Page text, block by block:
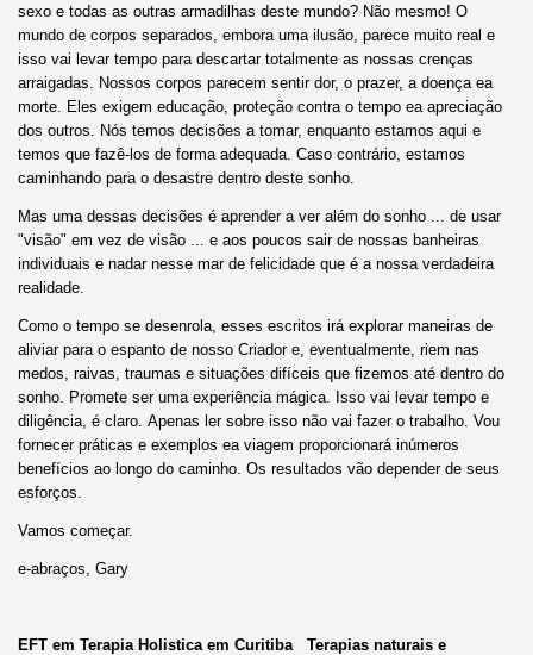
sexo e todas as outras armadilhas deste mundo? Não mesmo! O
mundo de corpos separados, embora uma ilusão, parece muito real e
isso vai levar tempo para descartar totalmente as nossas crenças
arraigadas. Nossos corpos parecem sentir dor, o prazer, a doença ea
morte. Eles exigem educação, proteção contra o tempo ea apreciação
dos outros. Nós temos decisões a tomar, enquanto estamos aqui e
temos que fazê-los de forma adequada. Caso contrário, estamos
caminhando para o desastre dentro deste sonho.
Mas uma dessas decisões é aprender a ver além do sonho ... de usar
"visão" em vez de visão ... e aos poucos sair de nossas banheiras
individuais e nadar nesse mar de felicidade que é a nossa verdadeira
realidade.
Como o tempo se desenrola, esses escritos irá explorar maneiras de
aliviar para o espanto de nosso Criador e, eventualmente, riem nas
medos, raivas, traumas e situações difíceis que fizemos até dentro do
sonho. Promete ser uma experiência mágica. Isso vai levar tempo e
diligência, é claro. Apenas ler sobre isso não vai fazer o trabalho. Vou
fornecer práticas e exemplos ea viagem proporcionará inúmeros
benefícios ao longo do caminho. Os resultados vão depender de seus
esforços.
Vamos começar.
e-abraços, Gary
EFT em Terapia Holistica em Curitiba Terapias naturais e